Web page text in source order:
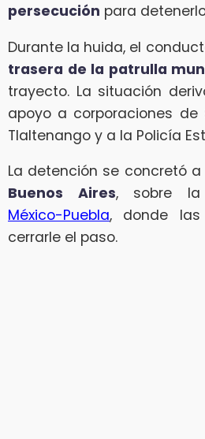
persecución para
Durante la huida, el
trasera de la patrulla
trayecto. La situación
apoyo a corporaciones de
Tlaltenango y a la Policía
La detención se concretó
Buenos Aires, sobre
México-Puebla, donde las
cerrarle el paso.